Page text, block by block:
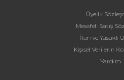
Üyelik
Mesafeli Satış
İlan ve Yasaklı
Kişisel Verilerin
Yardım